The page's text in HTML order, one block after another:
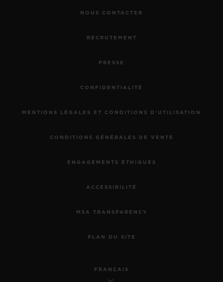
NOUS CONTACTER
RECRUTEMENT
PRESSE
CONFIDENTIALITÉ
MENTIONS LÉGALES ET CONDITIONS D'UTILISATION
CONDITIONS GÉNÉRALES DE VENTE
ENGAGEMENTS ÉTHIQUES
ACCESSIBILITÉ
MSA TRANSPARENCY
PLAN DU SITE
FRANÇAIS